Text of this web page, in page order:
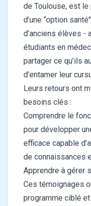
de Toulouse, est le
d’une “option
d’anciens élèves -
étudiants en
partager ce qu’ils
d’entamer leur
Leurs retours ont
besoins clés :
Comprendre le
pour développer
efficace capable
de connaissances
Apprendre à gérer
Ces témoignages
programme ciblé